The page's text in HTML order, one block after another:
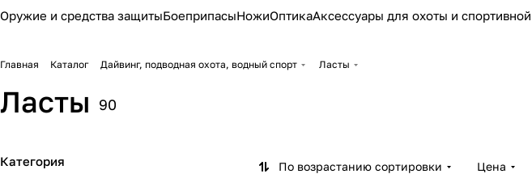
Оружие и средства защитыБоеприпасыНожиОптикаАксессуары для охоты и
Главная Каталог Дайвинг, подводная охота, водный спорт Ласты
Ласты 90
По возрастанию сортировки Цена
Категория